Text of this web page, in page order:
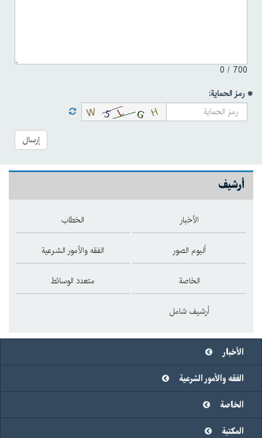
700 /
0
* رمز الحماية:
إرسال
أرشيف
الأخبار الخطاب
ألبوم الصور الفقه والأمور الشرعية
الخاصة متعدد الوسائط
أرشيف شامل
الأخبار
الفقه والأمور الشرعية
الخاصة
المكتبة